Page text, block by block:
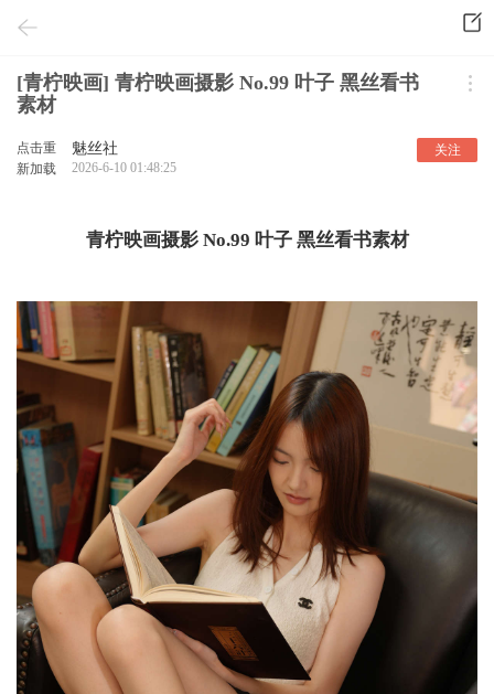
[青柠映画] 青柠映画摄影 No.99 叶子 黑丝看书
素材
点击重
新加载
魅丝社
2026-6-10 01:48:25
关注
青柠映画摄影 No.99 叶子 黑丝看书素材